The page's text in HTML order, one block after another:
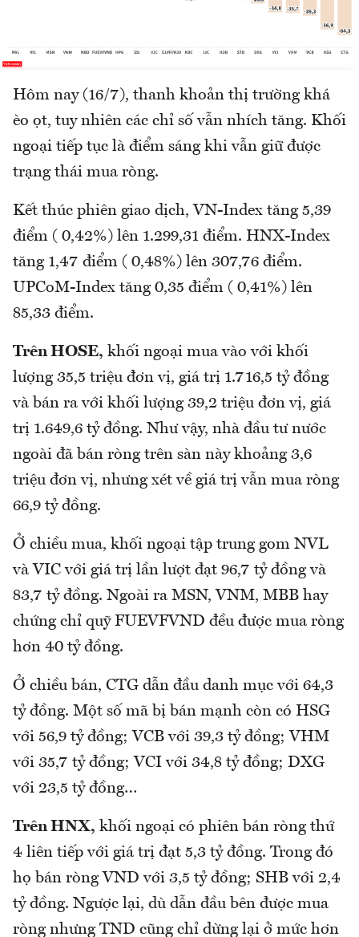
Hôm nay (16/7), thanh khoản thị trường khá
èo ọt, tuy nhiên các chỉ số vẫn nhích tăng. Khối
ngoại tiếp tục là điểm sáng khi vẫn giữ được
trạng thái mua ròng.
Kết thúc phiên giao dịch, VN-Index tăng 5,39
điểm ( 0,42%) lên 1.299,31 điểm. HNX-Index
tăng 1,47 điểm ( 0,48%) lên 307,76 điểm.
UPCoM-Index tăng 0,35 điểm ( 0,41%) lên
85,33 điểm.
Trên HOSE, khối ngoại mua vào với khối
lượng 35,5 triệu đơn vị, giá trị 1.716,5 tỷ đồng
và bán ra với khối lượng 39,2 triệu đơn vị, giá
trị 1.649,6 tỷ đồng. Như vậy, nhà đầu tư nước
ngoài đã bán ròng trên sàn này khoảng 3,6
triệu đơn vị, nhưng xét về giá trị vẫn mua ròng
66,9 tỷ đồng.
Ở chiều mua, khối ngoại tập trung gom NVL
và VIC với giá trị lần lượt đạt 96,7 tỷ đồng và
83,7 tỷ đồng. Ngoài ra MSN, VNM, MBB hay
chứng chỉ quỹ FUEVFVND đều được mua ròng
hơn 40 tỷ đồng.
Ở chiều bán, CTG dẫn đầu danh mục với 64,3
tỷ đồng. Một số mã bị bán mạnh còn có HSG
với 56,9 tỷ đồng; VCB với 39,3 tỷ đồng; VHM
với 35,7 tỷ đồng; VCI với 34,8 tỷ đồng; DXG
với 23,5 tỷ đồng…
Trên HNX, khối ngoại có phiên bán ròng thứ
4 liên tiếp với giá trị đạt 5,3 tỷ đồng. Trong đó
họ bán ròng VND với 3,5 tỷ đồng; SHB với 2,4
tỷ đồng. Ngược lại, dù dẫn đầu bên được mua
ròng nhưng TND cũng chỉ dừng lại ở mức hơn